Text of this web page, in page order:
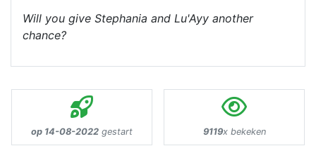
Will you give Stephania and Lu'Ayy another
chance?
op 14-08-2022 gestart 9119x bekeken